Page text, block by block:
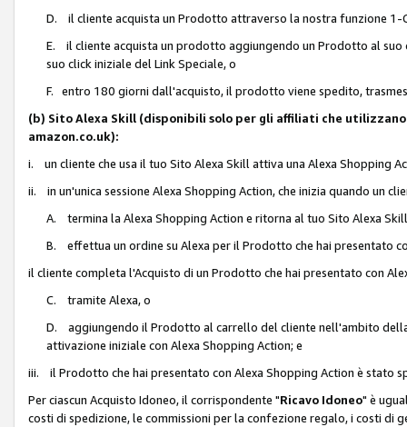
D. il cliente acquista un Prodotto attraverso la nostra funzione 1-
E. il cliente acquista un prodotto aggiungendo un Prodotto al
suo click iniziale del Link Speciale, o
F. entro 180 giorni dall'acquisto, il prodotto viene spedito,
(b) Sito Alexa Skill (disponibili solo per gli affiliati che
amazon.co.uk):
i. un cliente che usa il tuo Sito Alexa Skill attiva una Alexa Shopping
ii. in un'unica sessione Alexa Shopping Action, che inizia quando un
A. termina la Alexa Shopping Action e ritorna al tuo Sito Alexa
B. effettua un ordine su Alexa per il Prodotto che hai presentato
il cliente completa l'Acquisto di un Prodotto che hai presentato con
C. tramite Alexa, o
D. aggiungendo il Prodotto al carrello del cliente nell'ambito
attivazione iniziale con Alexa Shopping Action; e
iii. il Prodotto che hai presentato con Alexa Shopping Action è stato
Per ciascun Acquisto Idoneo, il corrispondente "Ricavo Idoneo" è
costi di spedizione, le commissioni per la confezione regalo, i costi di